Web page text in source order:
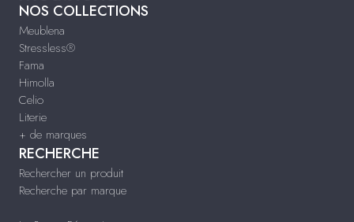
NOS COLLECTIONS
Meublena
Stressless®
Fama
Himolla
Celio
Literie
+ de marques
RECHERCHE
Rechercher un produit
Recherche par marque